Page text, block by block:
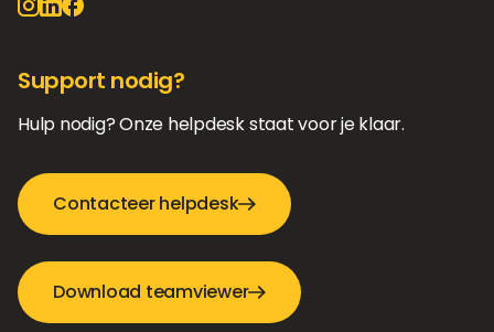
Support nodig?
Hulp nodig? Onze helpdesk staat voor je klaar.
Contacteer helpdesk
Download teamviewer